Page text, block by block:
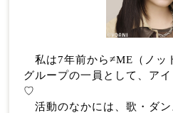
私は7年前から≠ME（ノッ
グループの一員として、ア
♡
活動のなかには、歌・ダン